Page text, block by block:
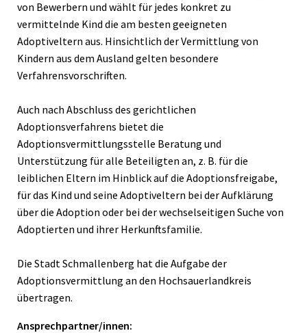
von Bewerbern und wählt für jedes konkret zu
vermittelnde Kind die am besten geeigneten
Adoptiveltern aus. Hinsichtlich der Vermittlung von
Kindern aus dem Ausland gelten besondere
Verfahrensvorschriften.
Auch nach Abschluss des gerichtlichen
Adoptionsverfahrens bietet die
Adoptionsvermittlungsstelle Beratung und
Unterstützung für alle Beteiligten an, z. B. für die
leiblichen Eltern im Hinblick auf die Adoptionsfreigabe,
für das Kind und seine Adoptiveltern bei der Aufklärung
über die Adoption oder bei der wechselseitigen Suche von
Adoptierten und ihrer Herkunftsfamilie.
Die Stadt Schmallenberg hat die Aufgabe der
Adoptionsvermittlung an den Hochsauerlandkreis
übertragen.
Ansprechpartner/innen: